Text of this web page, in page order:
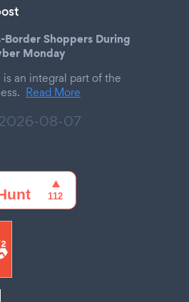
Shoppers During
Monday
an integral part of the
Read More
08-07